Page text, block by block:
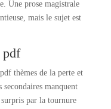
Une prose magistrale
mais le sujet est
pdf
thèmes de la perte et
manquent
par la tournure